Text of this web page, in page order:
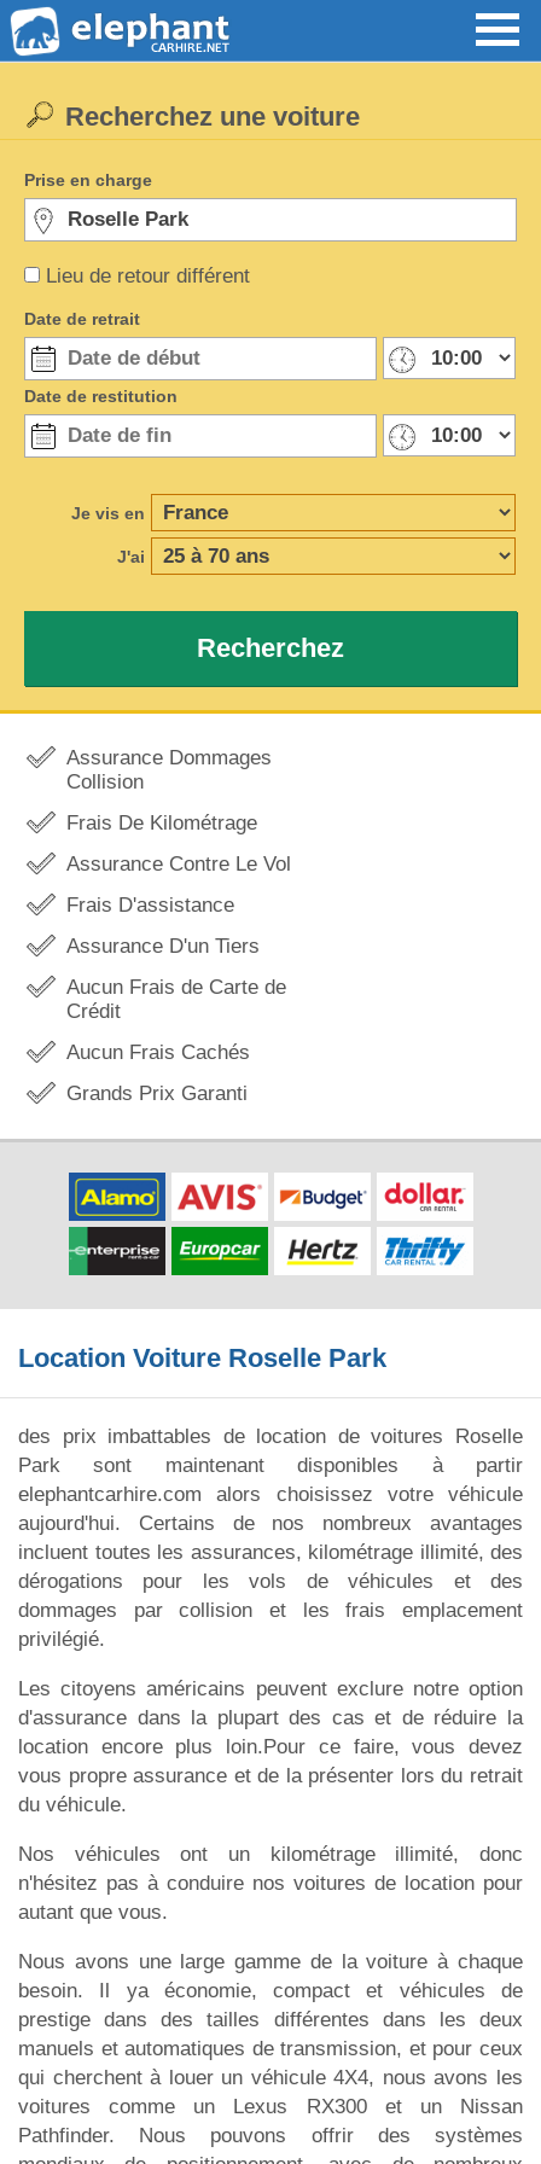
Lieu de retour différent
Recherchez une voiture
Prise en charge
Date de retrait
Date de restitution
Je vis en
J'ai
Recherchez
Assurance Dommages
Collision
Frais De Kilométrage
Assurance Contre Le Vol
Frais D'assistance
Assurance D'un Tiers
Aucun Frais de Carte de
Crédit
Aucun Frais Cachés
Grands Prix Garanti
Location Voiture Roselle Park
des prix imbattables de location de voitures Roselle
Park sont maintenant disponibles à partir
elephantcarhire.com alors choisissez votre véhicule
aujourd'hui. Certains de nos nombreux avantages
incluent toutes les assurances, kilométrage illimité, des
dérogations pour les vols de véhicules et des
dommages par collision et les frais emplacement
privilégié.
Les citoyens américains peuvent exclure notre option
d'assurance dans la plupart des cas et de réduire la
location encore plus loin.Pour ce faire, vous devez
vous propre assurance et de la présenter lors du retrait
du véhicule.
Nos véhicules ont un kilométrage illimité, donc
n'hésitez pas à conduire nos voitures de location pour
autant que vous.
Nous avons une large gamme de la voiture à chaque
besoin. Il ya économie, compact et véhicules de
prestige dans des tailles différentes dans les deux
manuels et automatiques de transmission, et pour ceux
qui cherchent à louer un véhicule 4X4, nous avons les
voitures comme un Lexus RX300 et un Nissan
Pathfinder. Nous pouvons offrir des systèmes